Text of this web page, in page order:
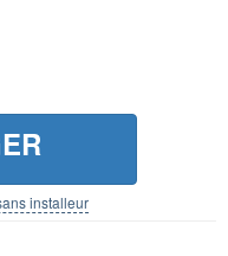
installeur